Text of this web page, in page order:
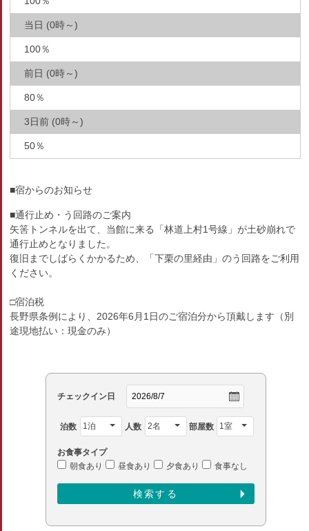
当日 (0時～)
100％
前日 (0時～)
80％
3日前 (0時～)
50％
■宿からのお知らせ
■通行止め・う回路のご案内
矢筈トンネルを出て、当館に来る「林道上村1号線」が土砂崩れで
通行止めとなりました。
復旧までしばらくかかるため、「下栗の里経由」のう回路をご利用
ください。
□宿泊税
長野県条例により、2026年6月1日のご宿泊分から頂戴します（別
途現地払い：現金のみ）
チェックイン日
泊数 人数 部屋数
お食事タイプ
朝食あり
昼食あり 夕食あり 食事なし